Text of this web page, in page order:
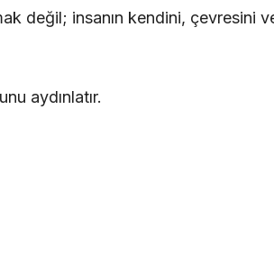
değil; insanın kendini, çevresini
aydınlatır.